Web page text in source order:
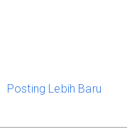
Posting Lebih Baru